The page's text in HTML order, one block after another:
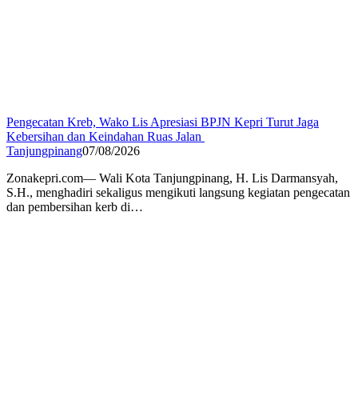
Pengecatan Kreb, Wako Lis Apresiasi BPJN Kepri Turut Jaga
Kebersihan dan Keindahan Ruas Jalan
Tanjungpinang07/08/2026
Zonakepri.com— Wali Kota Tanjungpinang, H. Lis Darmansyah,
S.H., menghadiri sekaligus mengikuti langsung kegiatan pengecatan
dan pembersihan kerb di…